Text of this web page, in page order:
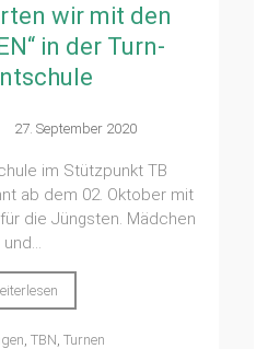
wir mit den
in der Turn-
27. September 2020
im Stützpunkt TB
ab dem 02. Oktober mit
die Jüngsten. Mädchen
und...
TBN Turnen